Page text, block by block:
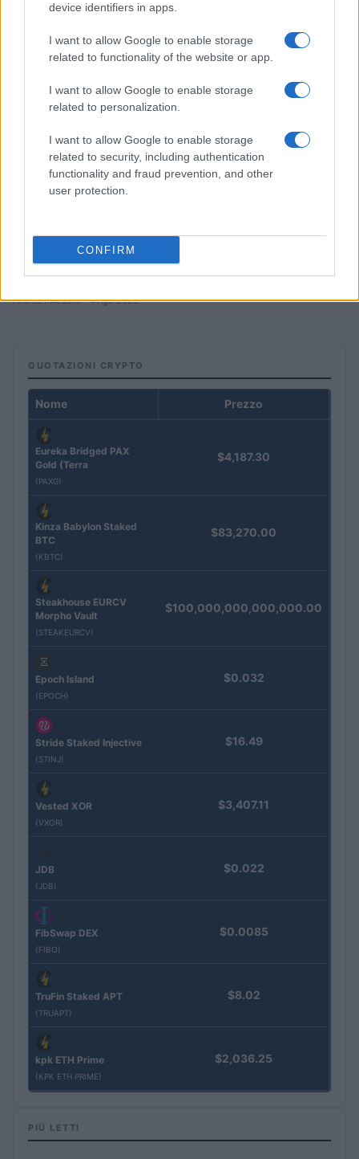
device identifiers in apps.
I want to allow Google to enable storage
related to functionality of the website or app.
I want to allow Google to enable storage
related to personalization.
I want to allow Google to enable storage
related to security, including authentication
functionality and fraud prevention, and other
user protection.
CONFIRM
Redazione · 5 Ago 2026
Petrolio in calo: Brent a 91.82 USD, ribassi diffusi tra le
materie prime
Andrea Innocenti · 4 Ago 2026
QUOTAZIONI CRYPTO
Nome Prezzo
Eureka Bridged PAX
Gold (Terra
(PAXG)
$4,187.30
Kinza Babylon Staked
BTC
(KBTC)
$83,270.00
Steakhouse EURCV
Morpho Vault
(STEAKEURCV)
$100,000,000,000,000.00
Epoch Island
(EPOCH)
$0.032
Stride Staked Injective
(STINJ)
$16.49
Vested XOR
(VXOR)
$3,407.11
JDB
(JDB)
$0.022
FibSwap DEX
(FIBO)
$0.0085
TruFin Staked APT
(TRUAPT)
$8.02
kpk ETH Prime
(KPK ETH PRIME)
$2,036.25
PIÙ LETTI